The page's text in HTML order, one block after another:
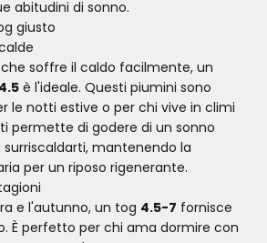
abitudini di sonno.
giusto
soffre il caldo facilmente, un
è l'ideale. Questi piumini sono
le notti estive o per chi vive in climi
permette di godere di un sonno
mantenendo la
per un riposo rigenerante.
e l'autunno, un tog 4.5-7 fornisce
È perfetto per chi ama dormire con